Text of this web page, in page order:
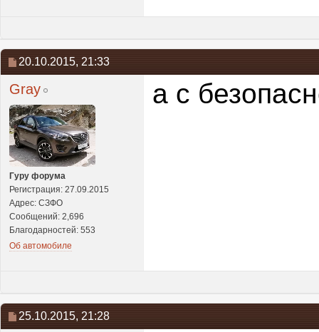
20.10.2015, 21:33
Gray
Гуру форума
Регистрация: 27.09.2015
Адрес: CЗФО
Сообщений: 2,696
Благодарностей: 553
Об автомобиле
а с
25.10.2015, 21:28